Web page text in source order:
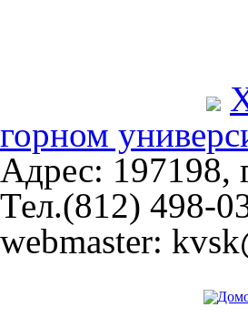
горном
Адрес: 197198,
Тел.(812) 498-
webmaster: